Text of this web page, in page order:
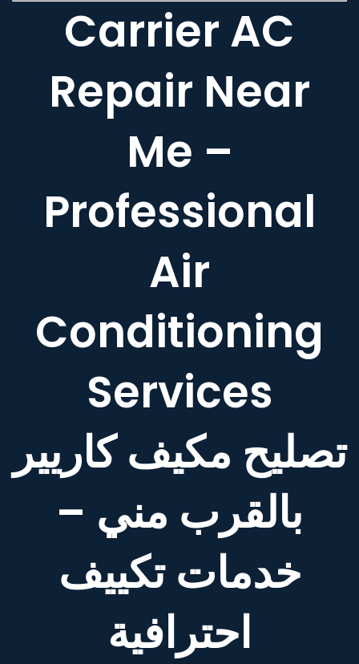
Carrier AC
Repair Near
Me –
Professional
Air
Conditioning
Services
تصليح مكيف كاريير
بالقرب مني –
خدمات تكييف
احترافية